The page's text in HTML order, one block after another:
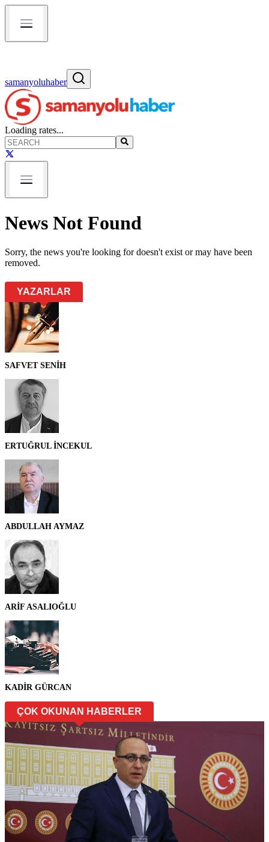
samanyoluhaber
Loading rates...
News Not Found
Sorry, the news you're looking for doesn't exist or may have been
removed.
YAZARLAR
SAFVET SENİH
ERTUĞRUL İNCEKUL
ABDULLAH AYMAZ
ARİF ASALIOĞLU
KADİR GÜRCAN
ÇOK OKUNAN HABERLER